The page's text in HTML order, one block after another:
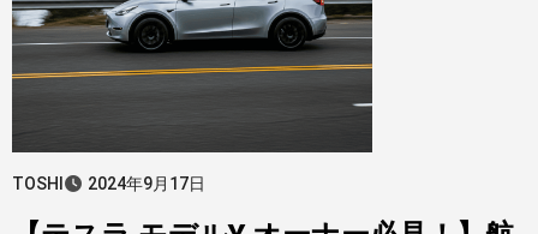
TOSHI 2024年9月17日